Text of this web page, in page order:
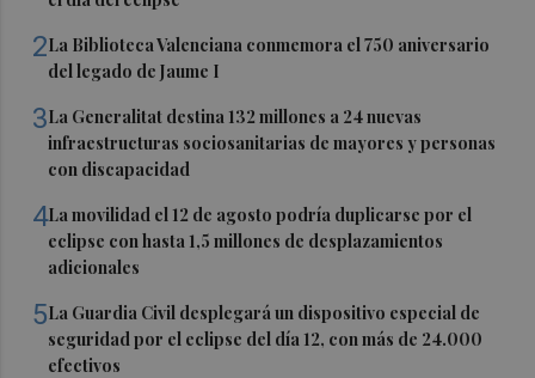
2La Biblioteca Valenciana conmemora el 750 aniversario
del legado de Jaume I
3La Generalitat destina 132 millones a 24 nuevas
infraestructuras sociosanitarias de mayores y personas
con discapacidad
4La movilidad el 12 de agosto podría duplicarse por el
eclipse con hasta 1,5 millones de desplazamientos
adicionales
5La Guardia Civil desplegará un dispositivo especial de
seguridad por el eclipse del día 12, con más de 24.000
efectivos